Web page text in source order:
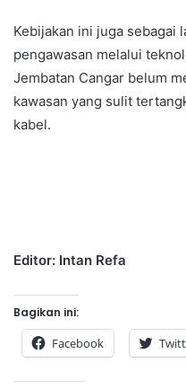
Kebijakan ini juga sebagai
pengawasan melalui
Jembatan Cangar belum
kawasan yang sulit
kabel.
Editor: Intan Refa
Bagikan ini:
Facebook